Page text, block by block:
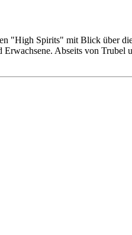
"High Spirits" mit Blick über
Abseits von Trubel